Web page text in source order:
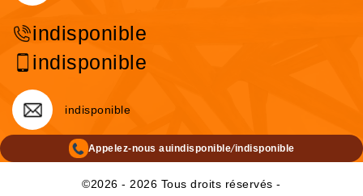
indisponible
indisponible
indisponible
Appelez-nous auindisponible/indisponible
©2026 - 2026 Tous droits réservés -